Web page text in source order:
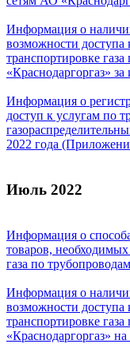
Информация о
возможности
транспортировке
«Краснодаргоргаз»
Информация о
доступ к услугам по
2022 года
Июль 2022
Информация о
товаров,
газа по
Информация о
возможности
транспортировке
«Краснодаргоргаз»